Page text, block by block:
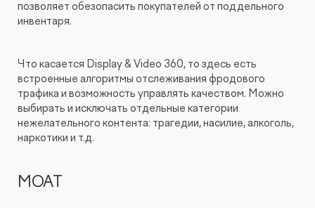
позволяет обезопасить покупателей от поддельного
инвентаря.
Что касается Display & Video 360, то здесь есть
встроенные алгоритмы отслеживания фродового
трафика и возможность управлять качеством. Можно
выбирать и исключать отдельные категории
нежелательного контента: трагедии, насилие, алкоголь,
наркотики и т.д.
MOAT